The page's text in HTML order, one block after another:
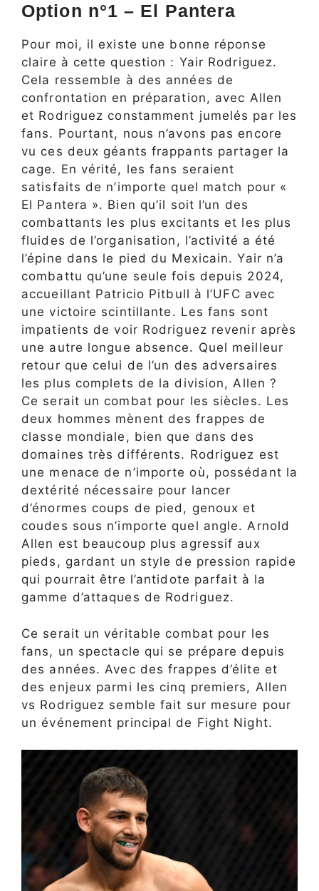
Option n°1 – El Pantera
Pour moi, il existe une bonne réponse
claire à cette question : Yair Rodriguez.
Cela ressemble à des années de
confrontation en préparation, avec Allen
et Rodriguez constamment jumelés par les
fans. Pourtant, nous n’avons pas encore
vu ces deux géants frappants partager la
cage. En vérité, les fans seraient
satisfaits de n’importe quel match pour «
El Pantera ». Bien qu’il soit l’un des
combattants les plus excitants et les plus
fluides de l’organisation, l’activité a été
l’épine dans le pied du Mexicain. Yair n’a
combattu qu’une seule fois depuis 2024,
accueillant Patricio Pitbull à l’UFC avec
une victoire scintillante. Les fans sont
impatients de voir Rodriguez revenir après
une autre longue absence. Quel meilleur
retour que celui de l’un des adversaires
les plus complets de la division, Allen ?
Ce serait un combat pour les siècles. Les
deux hommes mènent des frappes de
classe mondiale, bien que dans des
domaines très différents. Rodriguez est
une menace de n’importe où, possédant la
dextérité nécessaire pour lancer
d’énormes coups de pied, genoux et
coudes sous n’importe quel angle. Arnold
Allen est beaucoup plus agressif aux
pieds, gardant un style de pression rapide
qui pourrait être l’antidote parfait à la
gamme d’attaques de Rodriguez.
Ce serait un véritable combat pour les
fans, un spectacle qui se prépare depuis
des années. Avec des frappes d’élite et
des enjeux parmi les cinq premiers, Allen
vs Rodriguez semble fait sur mesure pour
un événement principal de Fight Night.